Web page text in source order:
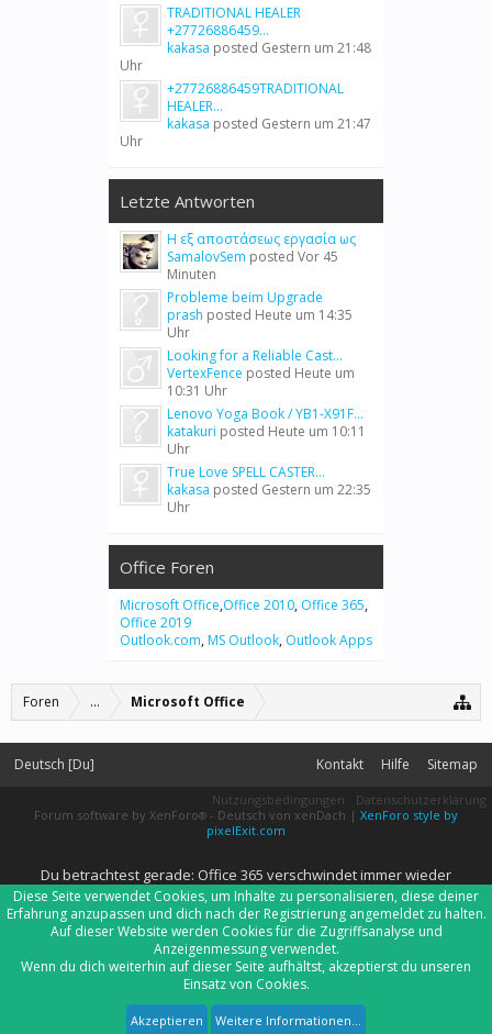
TRADITIONAL HEALER
+27726886459...
kakasa posted Gestern um 21:48
Uhr
+27726886459TRADITIONAL
HEALER...
kakasa posted Gestern um 21:47
Uhr
Letzte Antworten
Η εξ αποστάσεως εργασία ως
SamalovSem posted Vor 45
Minuten
Probleme beim Upgrade
prash posted Heute um 14:35
Uhr
Looking for a Reliable Cast...
VertexFence posted Heute um
10:31 Uhr
Lenovo Yoga Book / YB1-X91F...
katakuri posted Heute um 10:11
Uhr
True Love SPELL CASTER...
kakasa posted Gestern um 22:35
Uhr
Office Foren
Microsoft Office,Office 2010, Office 365,
Office 2019
Outlook.com, MS Outlook, Outlook Apps
Foren ... Microsoft Office
Deutsch [Du] Kontakt Hilfe Sitemap
Nutzungsbedingungen
Datenschutzerklärung
Forum software by XenForo® - Deutsch von xenDach | XenForo style by
pixelExit.com
Du betrachtest gerade: Office 365 verschwindet immer wieder
Diese Seite verwendet Cookies, um Inhalte zu personalisieren, diese deiner
Erfahrung anzupassen und dich nach der Registrierung angemeldet zu halten.
Auf dieser Website werden Cookies für die Zugriffsanalyse und
Anzeigenmessung verwendet.
Wenn du dich weiterhin auf dieser Seite aufhältst, akzeptierst du unseren
Einsatz von Cookies.
Akzeptieren Weitere Informationen...